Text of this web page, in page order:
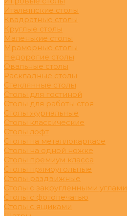
Итальянские столы
Квадратные столы
Круглые столы
Маленькие столы
Мраморные столы
Недорогие столы
Овальные столы
Раскладные столы
Стеклянные столы
Столы для гостиной
Столы для работы стоя
Столы журнальные
Столы классические
Столы лофт
Столы на металлокаркасе
Столы на одной ножке
Столы премиум класса
Столы прямоугольные
Столы раздвижные
Столы с закругленными углами
Столы с фотопечатью
Столы с ящиками